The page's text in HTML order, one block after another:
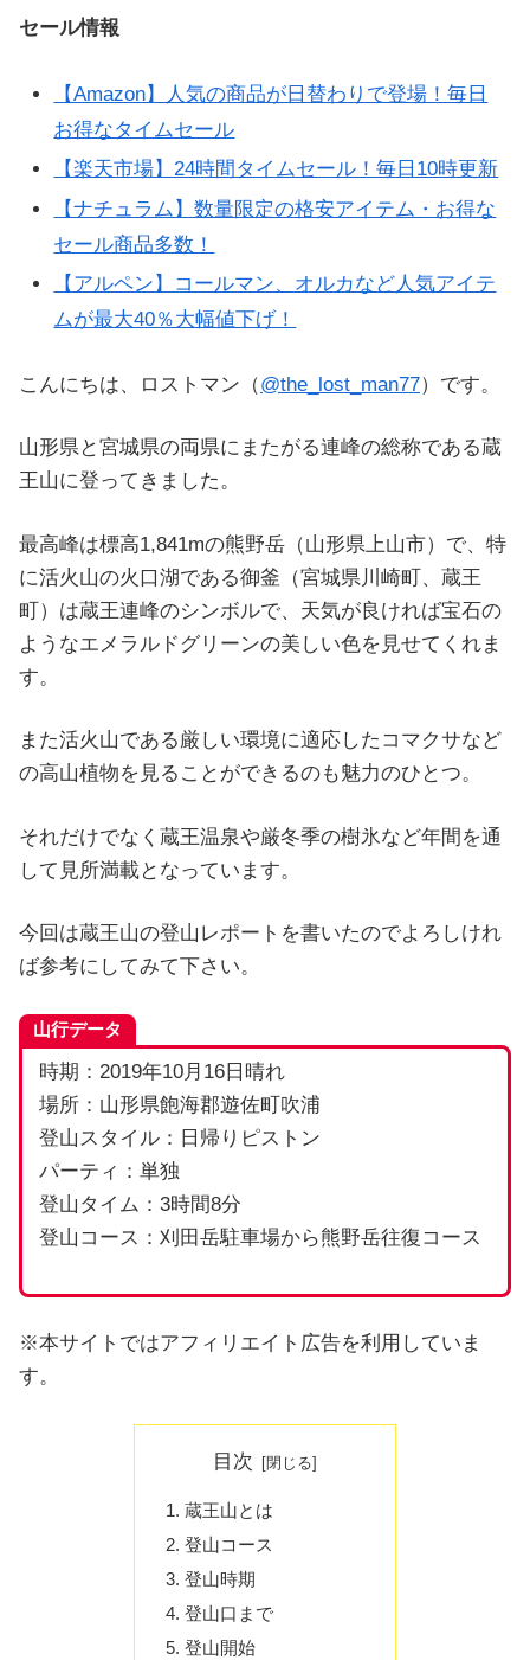
セール情報
【Amazon】人気の商品が日替わりで登場！毎日
お得なタイムセール
【楽天市場】24時間タイムセール！毎日10時更新
【ナチュラム】数量限定の格安アイテム・お得な
セール商品多数！
【アルペン】コールマン、オルカなど人気アイテ
ムが最大40％大幅値下げ！
こんにちは、ロストマン（@the_lost_man77）です。
山形県と宮城県の両県にまたがる連峰の総称である蔵
王山に登ってきました。
最高峰は標高1,841mの熊野岳（山形県上山市）で、特
に活火山の火口湖である御釜（宮城県川崎町、蔵王
町）は蔵王連峰のシンボルで、天気が良ければ宝石の
ようなエメラルドグリーンの美しい色を見せてくれま
す。
また活火山である厳しい環境に適応したコマクサなど
の高山植物を見ることができるのも魅力のひとつ。
それだけでなく蔵王温泉や厳冬季の樹氷など年間を通
して見所満載となっています。
今回は蔵王山の登山レポートを書いたのでよろしけれ
ば参考にしてみて下さい。
山行データ
時期：2019年10月16日晴れ
場所：山形県飽海郡遊佐町吹浦
登山スタイル：日帰りピストン
パーティ：単独
登山タイム：3時間8分
登山コース：刈田岳駐車場から熊野岳往復コース
※本サイトではアフィリエイト広告を利用していま
す。
目次
蔵王山とは
登山コース
登山時期
登山口まで
登山開始